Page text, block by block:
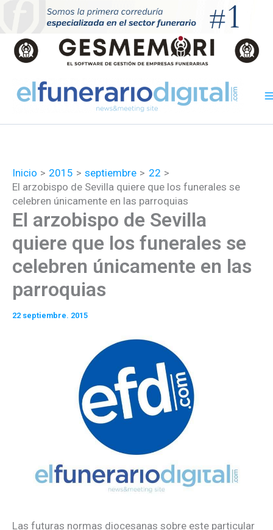
contenido
Inicio 2015 septiembre
22
El arzobispo de Sevilla quiere que los funerales se
celebren únicamente en las parroquias
El arzobispo de Sevilla
quiere que los funerales se
celebren únicamente en las
parroquias
22 septiembre. 2015
Las futuras normas diocesanas sobre este particular